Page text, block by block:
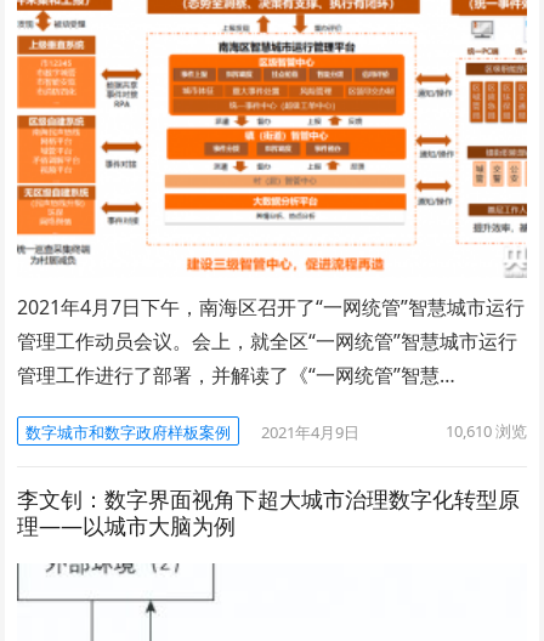
2021年4月7日下午，南海区召开了“一网统管”智慧城市运行
管理工作动员会议。会上，就全区“一网统管”智慧城市运行
管理工作进行了部署，并解读了《“一网统管”智慧…
数字城市和数字政府样板案例 2021年4月9日 10,610浏览
李文钊：数字界面视角下超大城市治理数字化转型原
理——以城市大脑为例